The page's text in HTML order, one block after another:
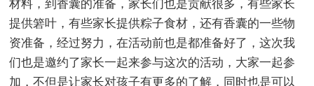
材料，到香囊的准备，家长们也是贡献很多，有些家长
提供箬叶，有些家长提供粽子食材，还有香囊的一些物
资准备，经过努力，在活动前也是都准备好了，这次我
们也是邀约了家长一起来参与这次的活动，大家一起参
加，不但是让家长对孩子有更多的了解，同时也是可以